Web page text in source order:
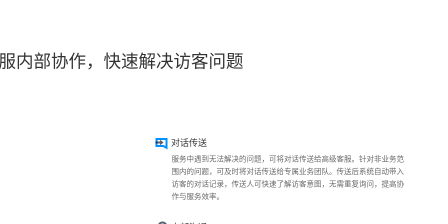
内部协作，快速解决访客问题
对话传送
服务中遇到无法解决的问题，可将对话传送给高级客服。针对非业务范
围内的问题，可及时将对话传送给专属业务团队。传送后系统自动带入
访客的对话记录，传送人可快速了解访客意图，无需重复询问，提高协
作与服务效率。